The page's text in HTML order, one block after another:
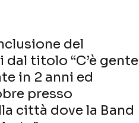
del
titolo “C’è gente
in 2 anni ed
presso
città dove la Band